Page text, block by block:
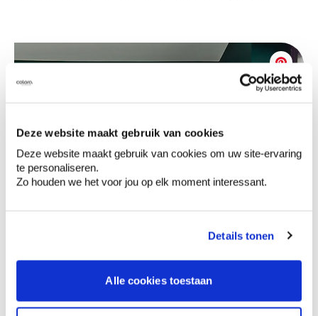
Deze website maakt gebruik van cookies
Deze website maakt gebruik van cookies om uw site-ervaring
te personaliseren.
Zo houden we het voor jou op elk moment interessant.
Details tonen
Alle cookies toestaan